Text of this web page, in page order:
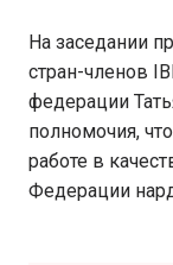
На заседании
стран-членов
федерации
полномочия,
работе в
Федерации